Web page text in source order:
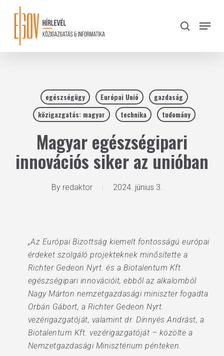
content
search
Menu
egészségügy Európai Unió
gazdaság
közigazgatás: magyar
technika tudomány
Magyar egészségipari
innovációs siker az unióban
By redaktor 2024. június 3.
„Az Európai Bizottság kiemelt fontosságú európai
érdeket szolgáló projekteknek minősítette a
Richter Gedeon Nyrt. és a Biotalentum Kft.
egészségipari innovációit, ebből az alkalomból
Nagy Márton nemzetgazdasági miniszter fogadta
Orbán Gábort, a Richter Gedeon Nyrt.
vezérigazgatóját, valamint dr. Dinnyés Andrást, a
Biotalentum Kft. vezérigazgatóját – közölte a
Nemzetgazdasági Minisztérium pénteken.
Close